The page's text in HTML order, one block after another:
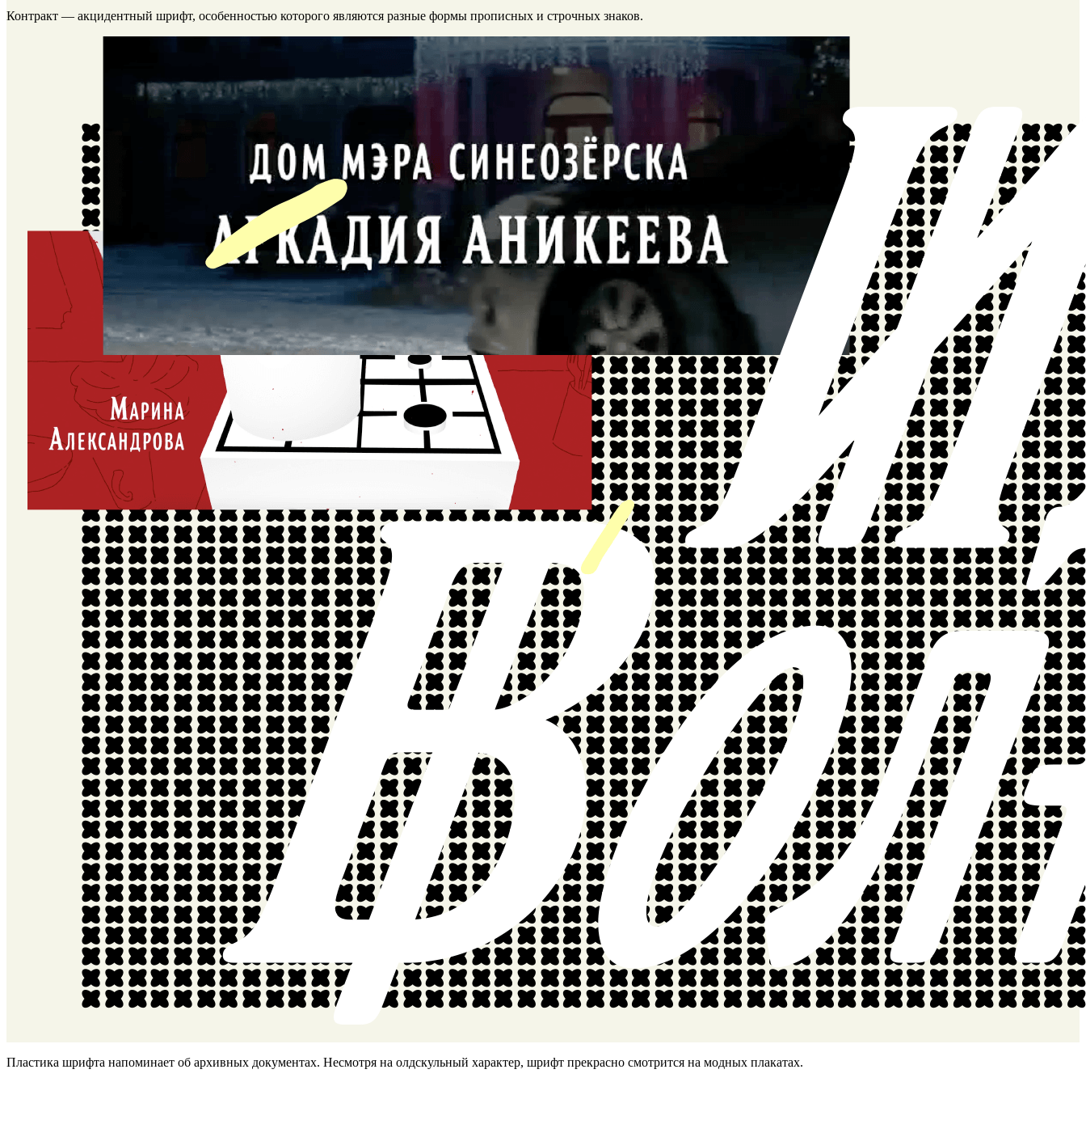
Контракт — акцидентный шрифт, особенностью которого являются разные формы прописных и строчных знаков.
Пластика шрифта напоминает об архивных документах. Несмотря на олдскульный характер, шрифт прекрасно смотрится на модных плакатах.